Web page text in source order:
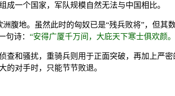
一个国家，军队规模自然无法与中国相比。
腹地。虽然此时的匈奴已是“残兵败将”，但
句诗： “安得广厦千万间，大庇天下寒士俱欢颜
和骚扰，重骑兵则用于正面突破，再加上严
的对手时，只能节节败退。